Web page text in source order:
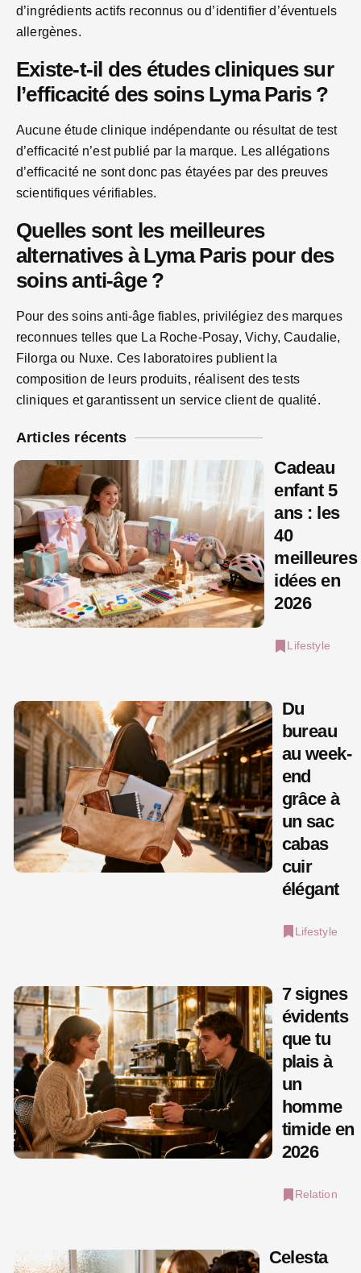
d’ingrédients actifs reconnus ou d’identifier d’éventuels
allergènes.
Existe-t-il des études cliniques sur
l’efficacité des soins Lyma Paris ?
Aucune étude clinique indépendante ou résultat de test
d’efficacité n’est publié par la marque. Les allégations
d’efficacité ne sont donc pas étayées par des preuves
scientifiques vérifiables.
Quelles sont les meilleures
alternatives à Lyma Paris pour des
soins anti-âge ?
Pour des soins anti-âge fiables, privilégiez des marques
reconnues telles que La Roche-Posay, Vichy, Caudalie,
Filorga ou Nuxe. Ces laboratoires publient la
composition de leurs produits, réalisent des tests
cliniques et garantissent un service client de qualité.
Articles récents
Cadeau
enfant 5
ans : les
40
meilleures
idées en
2026
Lifestyle
Du
bureau
au week-
end
grâce à
un sac
cabas
cuir
élégant
Lifestyle
7 signes
évidents
que tu
plais à
un
homme
timide en
2026
Relation
Celesta